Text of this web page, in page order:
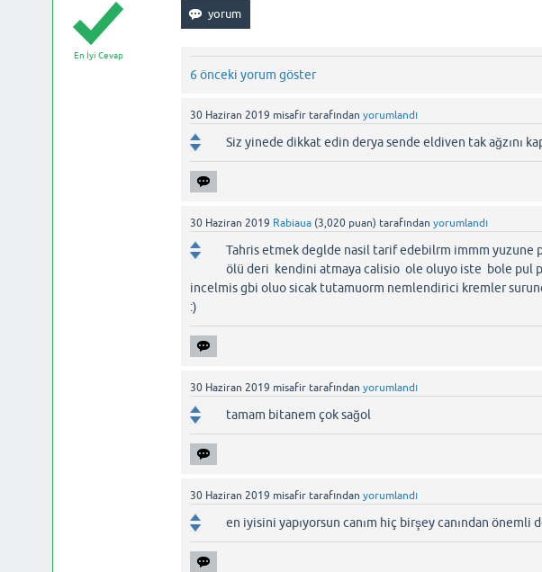
En İyi Cevap
6 önceki yorum göster
30 Haziran 2019 misafir tarafından yorumlandı
Siz yinede dikkat edin derya sende eldiven tak ağzını
30 Haziran 2019 Rabiaua (3,020 puan) tarafından yorumlandı
Tahris etmek deglde nasil tarif edebilrm immm
ölü deri kendini atmaya calisio ole oluyo iste bole pul
incelmis gbi oluo sicak tutamuorm nemlendirici kremler
:)
30 Haziran 2019 misafir tarafından yorumlandı
tamam bitanem çok sağol
30 Haziran 2019 misafir tarafından yorumlandı
en iyisini yapıyorsun canım hiç birşey canından önemli